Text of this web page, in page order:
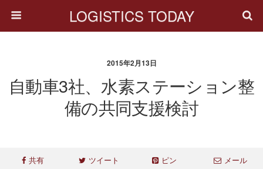
LOGISTICS TODAY
2015年2月13日
自動車3社、水素ステーション整
備の共同支援検討
共有 ツイート ピン メール